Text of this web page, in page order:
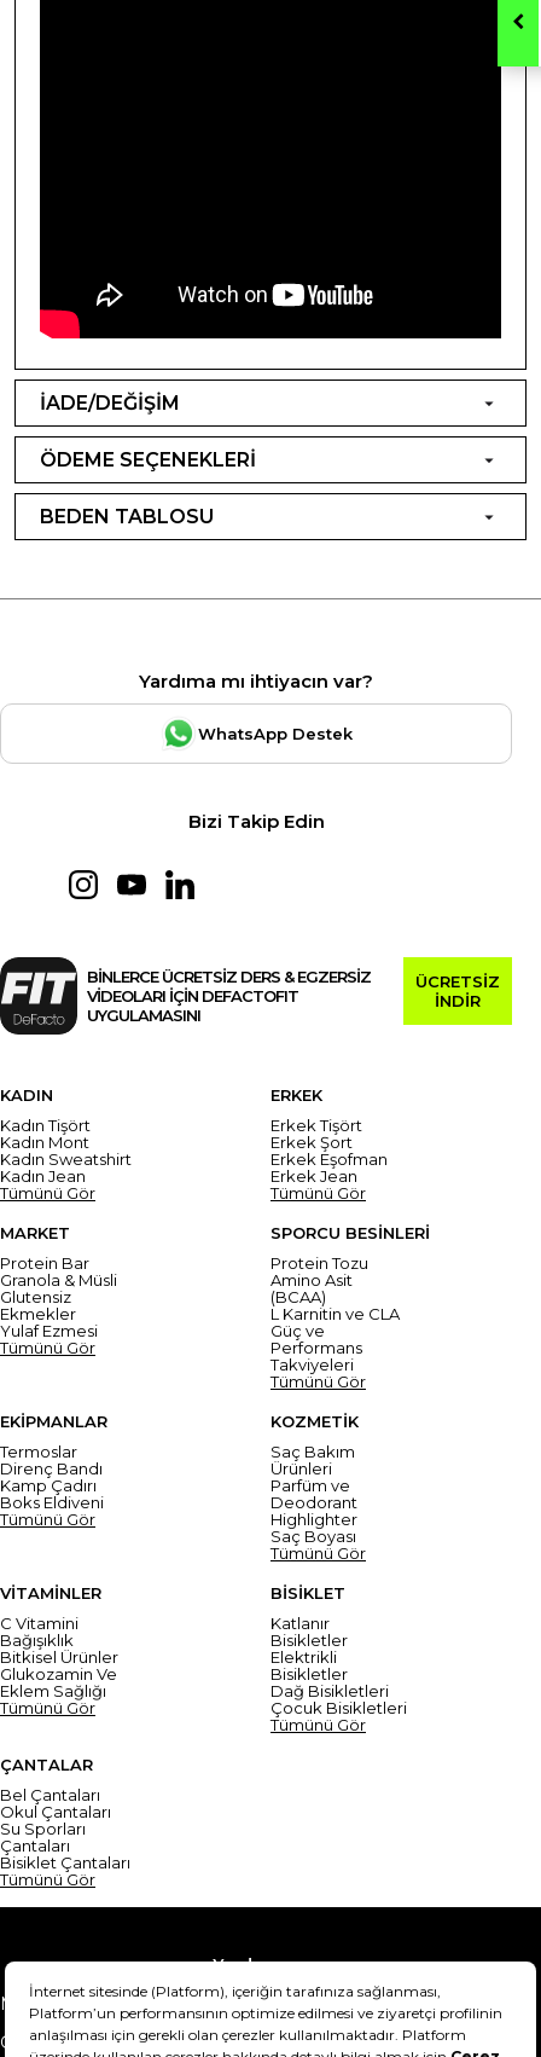
İADE/DEĞİŞİM
ÖDEME SEÇENEKLERİ
BEDEN TABLOSU
Yardıma mı ihtiyacın var?
WhatsApp Destek
Bizi Takip Edin
BİNLERCE ÜCRETSİZ DERS & EGZERSİZ
VİDEOLARI İÇİN DEFACTOFIT
UYGULAMASINI
ÜCRETSİZ
İNDİR
KADIN
Kadın Tişört
Kadın Mont
Kadın Sweatshirt
Kadın Jean
Tümünü Gör
ERKEK
Erkek Tişört
Erkek Şort
Erkek Eşofman
Erkek Jean
Tümünü Gör
MARKET
Protein Bar
Granola & Müsli
Glutensiz
Ekmekler
Yulaf Ezmesi
Tümünü Gör
SPORCU BESİNLERİ
Protein Tozu
Amino Asit
(BCAA)
L Karnitin ve CLA
Güç ve
Performans
Takviyeleri
Tümünü Gör
EKİPMANLAR
Termoslar
Direnç Bandı
Kamp Çadırı
Boks Eldiveni
Tümünü Gör
KOZMETİK
Saç Bakım
Ürünleri
Parfüm ve
Deodorant
Highlighter
Saç Boyası
Tümünü Gör
VİTAMİNLER
C Vitamini
Bağışıklık
Bitkisel Ürünler
Glukozamin Ve
Eklem Sağlığı
Tümünü Gör
BİSİKLET
Katlanır
Bisikletler
Elektrikli
Bisikletler
Dağ Bisikletleri
Çocuk Bisikletleri
Tümünü Gör
ÇANTALAR
Bel Çantaları
Okul Çantaları
Su Sporları
Çantaları
Bisiklet Çantaları
Tümünü Gör
Yardım
Mesafeli Satış Sözleşmesi
Teslimat Bilgisi
Gizlilik Sözleşmesi
Şartlar & Koşullar